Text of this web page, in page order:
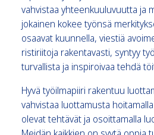
vahvistaa yhteenkuuluvuutta ja
jokainen kokee työnsä
osaavat kuunnella, viestiä
ristiriitoja rakentavasti, syntyy
turvallista ja inspiroivaa tehdä
Hyvä työilmapiiri rakentuu
vahvistaa luottamusta
olevat tehtävät ja osoittamalla